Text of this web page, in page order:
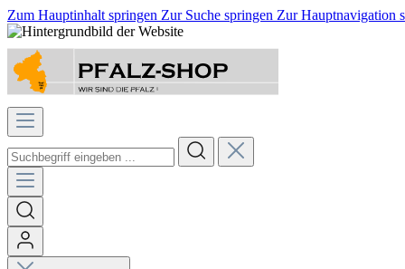
Zum Hauptinhalt springen Zur Suche springen Zur Hauptnavigation